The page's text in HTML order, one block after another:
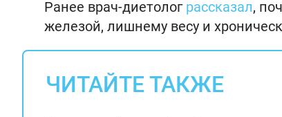
Ранее врач-диетолог рассказал,
железой, лишнему весу и
ЧИТАЙТЕ ТАКЖЕ